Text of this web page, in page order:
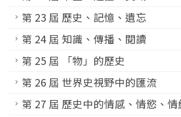
第 23 屆 歷史、記憶、遺忘
第 24 屆 知識、傳播、閱讀
第 25 屆 「物」的歷史
第 26 屆 世界史視野中的匯流
第 27 屆 歷史中的情感、情慾、情